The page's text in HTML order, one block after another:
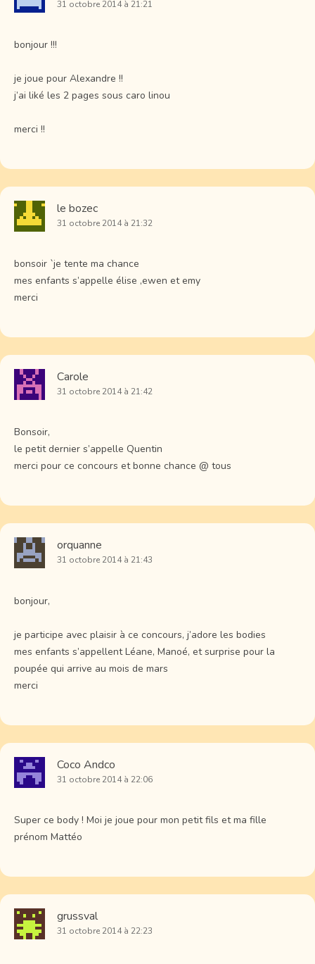
31 octobre 2014 à 21:21
bonjour !!!
je joue pour Alexandre !!
j’ai liké les 2 pages sous caro linou
merci !!
le bozec
31 octobre 2014 à 21:32
bonsoir `je tente ma chance
mes enfants s’appelle élise ,ewen et emy
merci
Carole
31 octobre 2014 à 21:42
Bonsoir,
le petit dernier s’appelle Quentin
merci pour ce concours et bonne chance @ tous
orquanne
31 octobre 2014 à 21:43
bonjour,
je participe avec plaisir à ce concours, j’adore les bodies
mes enfants s’appellent Léane, Manoé, et surprise pour la
poupée qui arrive au mois de mars
merci
Coco Andco
31 octobre 2014 à 22:06
Super ce body ! Moi je joue pour mon petit fils et ma fille
prénom Mattéo
grussval
31 octobre 2014 à 22:23